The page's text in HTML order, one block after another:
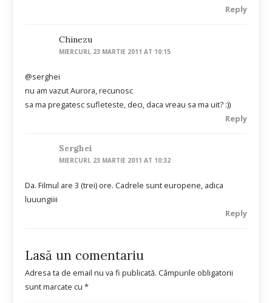
Reply
Chinezu
MIERCURI, 23 MARTIE 2011 AT 10:15
@serghei
nu am vazut Aurora, recunosc
sa ma pregatesc sufleteste, deci, daca vreau sa ma uit? :))
Reply
Serghei
MIERCURI, 23 MARTIE 2011 AT 10:32
Da. Filmul are 3 (trei) ore. Cadrele sunt europene, adica
luuungiiii
Reply
Lasă un comentariu
Adresa ta de email nu va fi publicată. Câmpurile obligatorii
sunt marcate cu *